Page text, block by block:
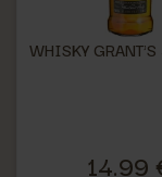
WHISKY
14.99